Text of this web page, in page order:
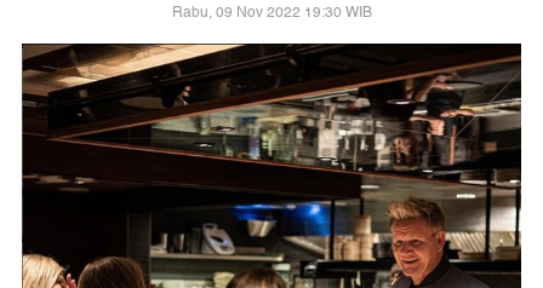
Rabu, 09 Nov 2022 19:30 WIB